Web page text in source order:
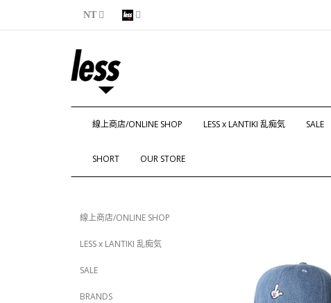
NT
線上商店/ONLINE SHOP LESS x LANTIKI 乱痴気 SALE
SHORT OUR STORE
線上商店/ONLINE SHOP
LESS x LANTIKI 乱痴気
SALE
BRANDS